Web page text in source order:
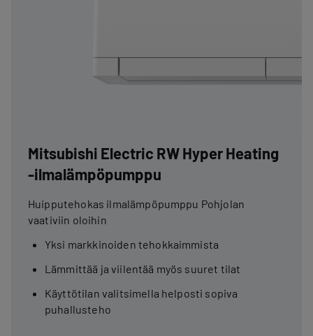
Mitsubishi Electric RW Hyper Heating
-ilmalämpöpumppu
Huipputehokas ilmalämpöpumppu Pohjolan
vaativiin oloihin
Yksi markkinoiden tehokkaimmista
Lämmittää ja viilentää myös suuret tilat
Käyttötilan valitsimella helposti sopiva
puhallusteho